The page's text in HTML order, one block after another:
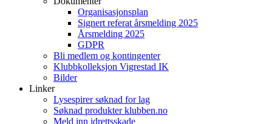
Organisasjonsplan
Signert referat årsmelding 2025
Årsmelding 2025
GDPR
Bli medlem og kontingenter
Klubbkolleksjon Vigrestad IK
Bilder
Linker
Lysespirer søknad for lag
Søknad produkter klubben.no
Meld inn idrettsskade